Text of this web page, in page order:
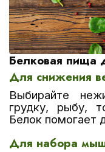
Белковая пища
Для снижения
Выбирайте
грудку, рыбу,
Белок помогает
Для набора